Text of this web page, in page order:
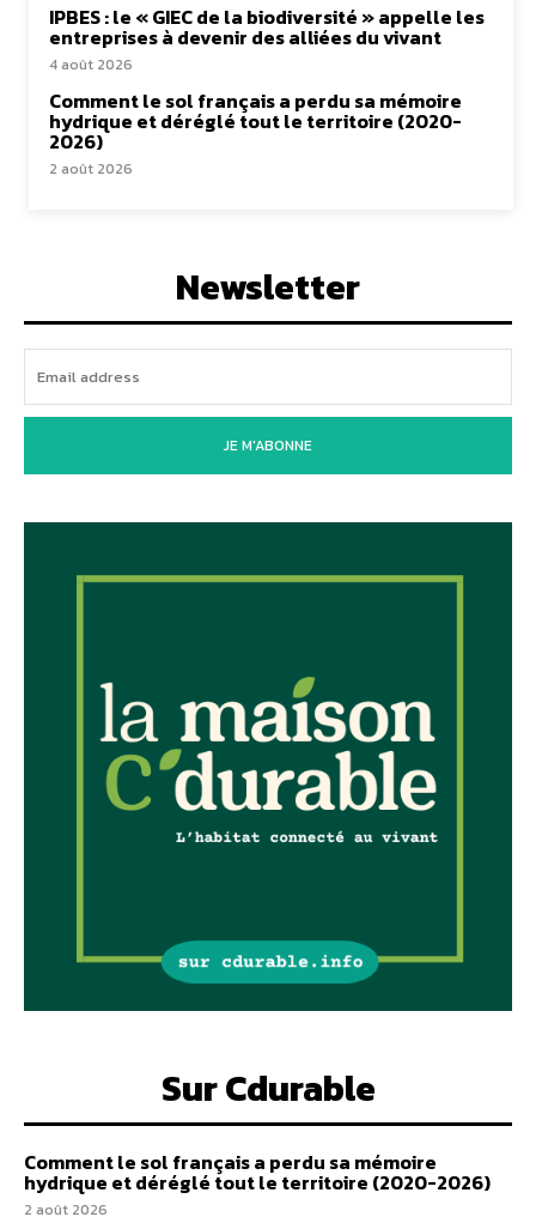
IPBES : le « GIEC de la biodiversité » appelle les
entreprises à devenir des alliées du vivant
4 août 2026
Comment le sol français a perdu sa mémoire
hydrique et déréglé tout le territoire (2020-
2026)
2 août 2026
Newsletter
JE M'ABONNE
Sur Cdurable
Comment le sol français a perdu sa mémoire
hydrique et déréglé tout le territoire (2020-2026)
2 août 2026